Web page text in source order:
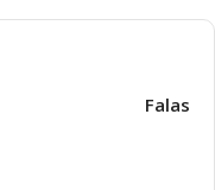
Falas